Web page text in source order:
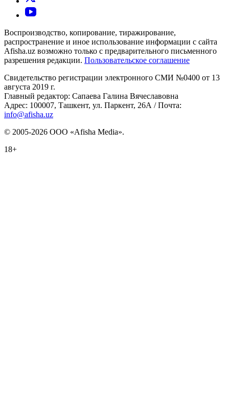
Воспроизводство, копирование, тиражирование,
распространение и иное использование информации с сайта
Afisha.uz возможно только с предварительного письменного
разрешения редакции. Пользовательское соглашение
Свидетельство регистрации электронного СМИ №0400 от 13
августа 2019 г.
Главный редактор: Сапаева Галина Вячеславовна
Адрес: 100007, Ташкент, ул. Паркент, 26А / Почта:
info@afisha.uz
© 2005-2026 ООО «Afisha Media».
18+